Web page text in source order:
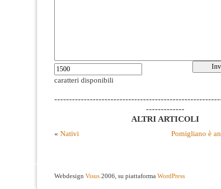
caratteri disponibili
-------------
ALTRI ARTICOLI
« Nativi Pomigliano è
Webdesign Visus 2006, su piattaforma WordPress